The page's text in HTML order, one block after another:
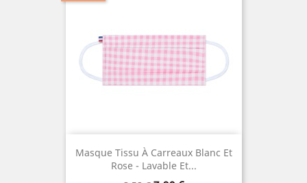
Masque Tissu À Carreaux Blanc Et
Rose - Lavable Et...